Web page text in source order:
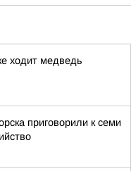
ходит медведь
приговорили к семи